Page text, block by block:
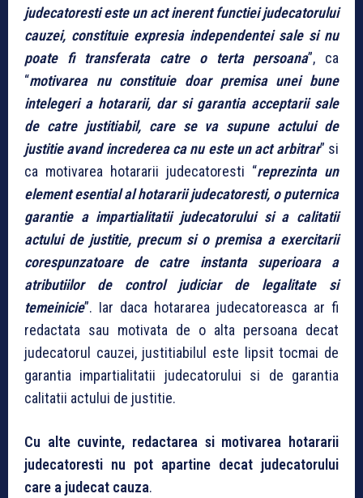
judecatoresti este un act inerent functiei judecatorului
cauzei, constituie expresia independentei sale si nu
poate fi transferata catre o terta persoana”, ca
“motivarea nu constituie doar premisa unei bune
intelegeri a hotararii, dar si garantia acceptarii sale
de catre justitiabil, care se va supune actului de
justitie avand increderea ca nu este un act arbitrar” si
ca motivarea hotararii judecatoresti “reprezinta un
element esential al hotararii judecatoresti, o puternica
garantie a impartialitatii judecatorului si a calitatii
actului de justitie, precum si o premisa a exercitarii
corespunzatoare de catre instanta superioara a
atributiilor de control judiciar de legalitate si
temeinicie”. Iar daca hotararea judecatoreasca ar fi
redactata sau motivata de o alta persoana decat
judecatorul cauzei, justitiabilul este lipsit tocmai de
garantia impartialitatii judecatorului si de garantia
calitatii actului de justitie.
Cu alte cuvinte, redactarea si motivarea hotararii
judecatoresti nu pot apartine decat judecatorului
care a judecat cauza.